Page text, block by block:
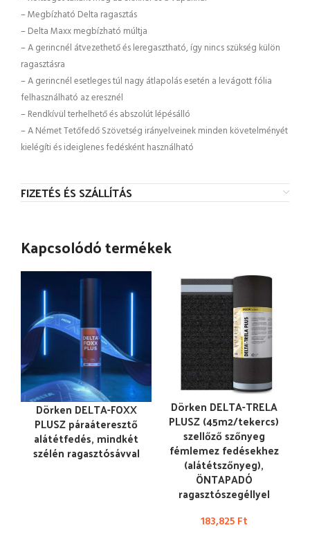
– Megbízható Delta ragasztás
– Delta Maxx megbízható múltja
– A gerincnél átvezethető és leregasztható, így nincs szükség külön
ragasztásra
– A gerincnél esetleges túl nagy átlapolás esetén a levágott fólia
felhasználható az eresznél
– Rendkívül terhelhető és abszolút lépésálló
– A Német Tetőfedő Szövetség irányelveinek minden követelményét
kielégíti és ideiglenes fedésként használható
FIZETÉS ÉS SZÁLLÍTÁS
Kapcsolódó termékek
Dörken DELTA-FOXX
PLUSZ páraáteresztő
alátétfedés, mindkét
szélén ragasztósávval
Dörken DELTA-TRELA
PLUSZ (45m2/tekercs)
szellőző szőnyeg
fémlemez fedésekhez
(alátétszőnyeg),
ÖNTAPADÓ
ragasztószegéllyel
183,825 Ft